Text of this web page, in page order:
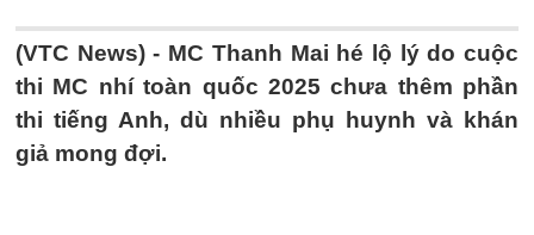
(VTC News) - MC Thanh Mai hé lộ lý do cuộc
thi MC nhí toàn quốc 2025 chưa thêm phần
thi tiếng Anh, dù nhiều phụ huynh và khán
giả mong đợi.